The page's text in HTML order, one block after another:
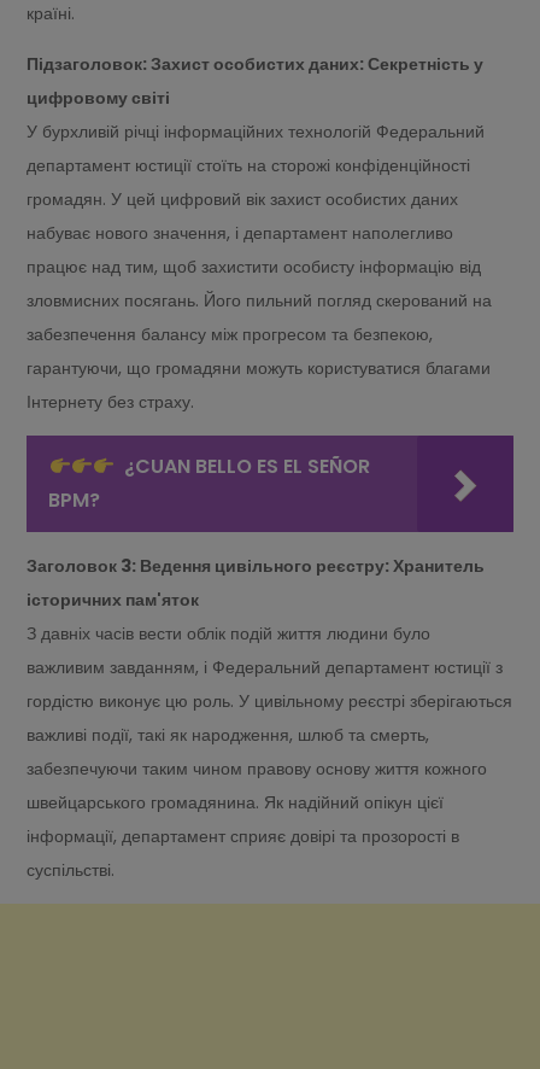
країні.
Підзаголовок: Захист особистих даних: Секретність у
цифровому світі
У бурхливій річці інформаційних технологій Федеральний
департамент юстиції стоїть на сторожі конфіденційності
громадян. У цей цифровий вік захист особистих даних
набуває нового значення, і департамент наполегливо
працює над тим, щоб захистити особисту інформацію від
зловмисних посягань. Його пильний погляд скерований на
забезпечення балансу між прогресом та безпекою,
гарантуючи, що громадяни можуть користуватися благами
Інтернету без страху.
¿CUAN BELLO ES EL SEÑOR
BPM?
Заголовок 3: Ведення цивільного реєстру: Хранитель
історичних пам'яток
З давніх часів вести облік подій життя людини було
важливим завданням, і Федеральний департамент юстиції з
гордістю виконує цю роль. У цивільному реєстрі зберігаються
важливі події, такі як народження, шлюб та смерть,
забезпечуючи таким чином правову основу життя кожного
швейцарського громадянина. Як надійний опікун цієї
інформації, департамент сприяє довірі та прозорості в
суспільстві.